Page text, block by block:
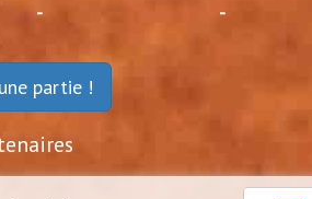
- -
partie !